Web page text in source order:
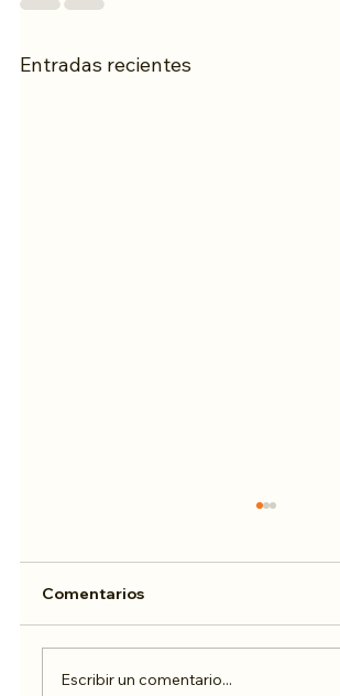
Entradas recientes
Comentarios
Escribir un comentario...